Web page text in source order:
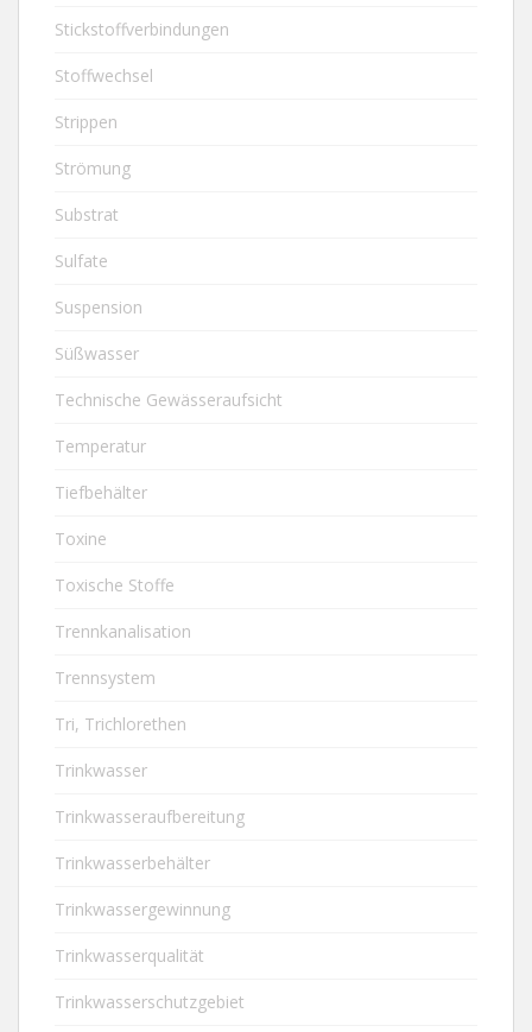
Stickstoffverbindungen
Stoffwechsel
Strippen
Strömung
Substrat
Sulfate
Suspension
Süßwasser
Technische Gewässeraufsicht
Temperatur
Tiefbehälter
Toxine
Toxische Stoffe
Trennkanalisation
Trennsystem
Tri, Trichlorethen
Trinkwasser
Trinkwasseraufbereitung
Trinkwasserbehälter
Trinkwassergewinnung
Trinkwasserqualität
Trinkwasserschutzgebiet